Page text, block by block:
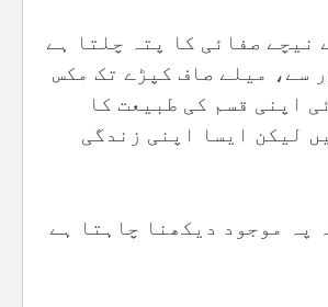
نیچے صفائی کا پتہ چلتا ہے
سے، میلے صاف کپڑے تک مکس
اپنی قسم کی طبیعت کا
لیکن ایسا اپنی زندگی
پہ موجود دیکھنا چاہتا ہے